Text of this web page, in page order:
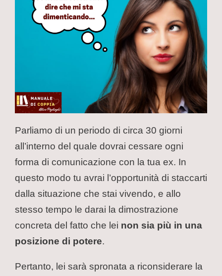
Parliamo di un periodo di circa 30 giorni
all’interno del quale dovrai cessare ogni
forma di comunicazione con la tua ex. In
questo modo tu avrai l’opportunità di staccarti
dalla situazione che stai vivendo, e allo
stesso tempo le darai la dimostrazione
concreta del fatto che lei non sia più in una
posizione di potere.
Pertanto, lei sarà spronata a riconsiderare la